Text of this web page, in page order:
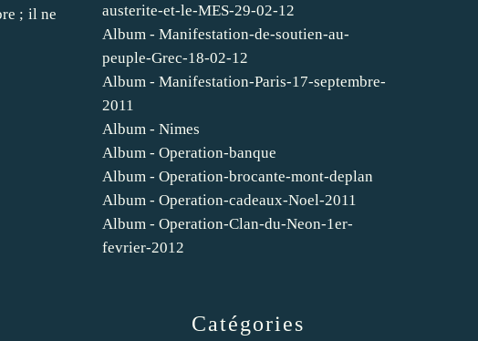
; il ne
Catégories
austerite-et-le-MES-29-02-12
Album - Manifestation-de-soutien-au-
peuple-Grec-18-02-12
Album - Manifestation-Paris-17-septembre-
2011
Album - Nimes
Album - Operation-banque
Album - Operation-brocante-mont-deplan
Album - Operation-cadeaux-Noel-2011
Album - Operation-Clan-du-Neon-1er-
fevrier-2012